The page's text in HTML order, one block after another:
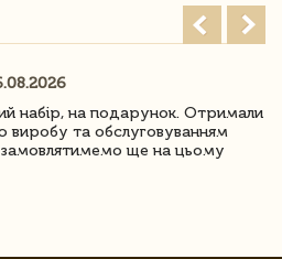
набір, на подарунок. Отримали
виробу та обслуговуванням
замовлятимемо ще на цьому